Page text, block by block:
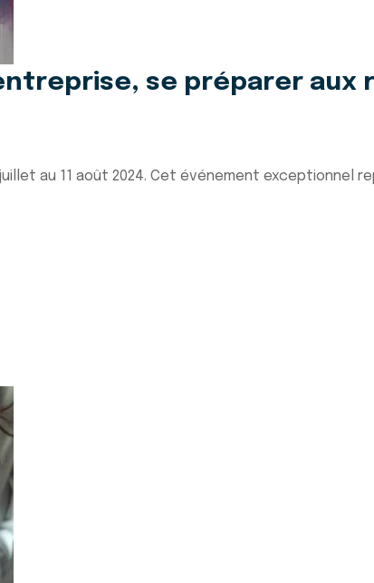
se préparer aux
au 11 août 2024. Cet événement exceptionnel